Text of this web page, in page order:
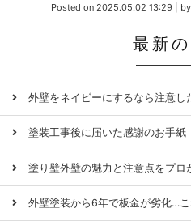
Posted on 2025.05.02 13:29 by
最新
外壁をネイビーにするなら注意し
塗装工事後に届いた感謝のお手紙
塗り壁外壁の魅力と注意点をプロ
外壁塗装から6年で板金が劣化…こ